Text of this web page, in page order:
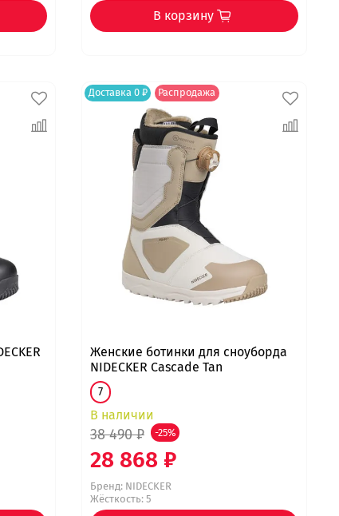
В корзину
Доставка 0 ₽ Распродажа
Женские ботинки для сноуборда
NIDECKER Cascade Tan
7
В наличии
38 490 ₽ -25%
28 868 ₽
Бренд: NIDECKER
Жёсткость: 5